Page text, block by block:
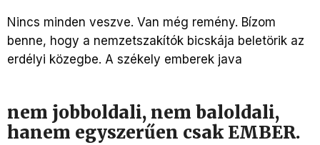
Nincs minden veszve. Van még remény. Bízom
benne, hogy a nemzetszakítók bicskája beletörik az
erdélyi közegbe. A székely emberek java
nem jobboldali, nem baloldali,
hanem egyszerűen csak EMBER.